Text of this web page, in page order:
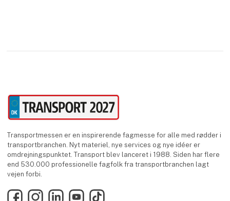
Transportmessen er en inspirerende fagmesse for alle med rødder i
transportbranchen. Nyt materiel, nye services og nye idéer er
omdrejningspunktet. Transport blev lanceret i 1988. Siden har flere
end 530.000 professionelle fagfolk fra transportbranchen lagt
vejen forbi.
FacebookInstagramLinkedInYouTubeTikTok